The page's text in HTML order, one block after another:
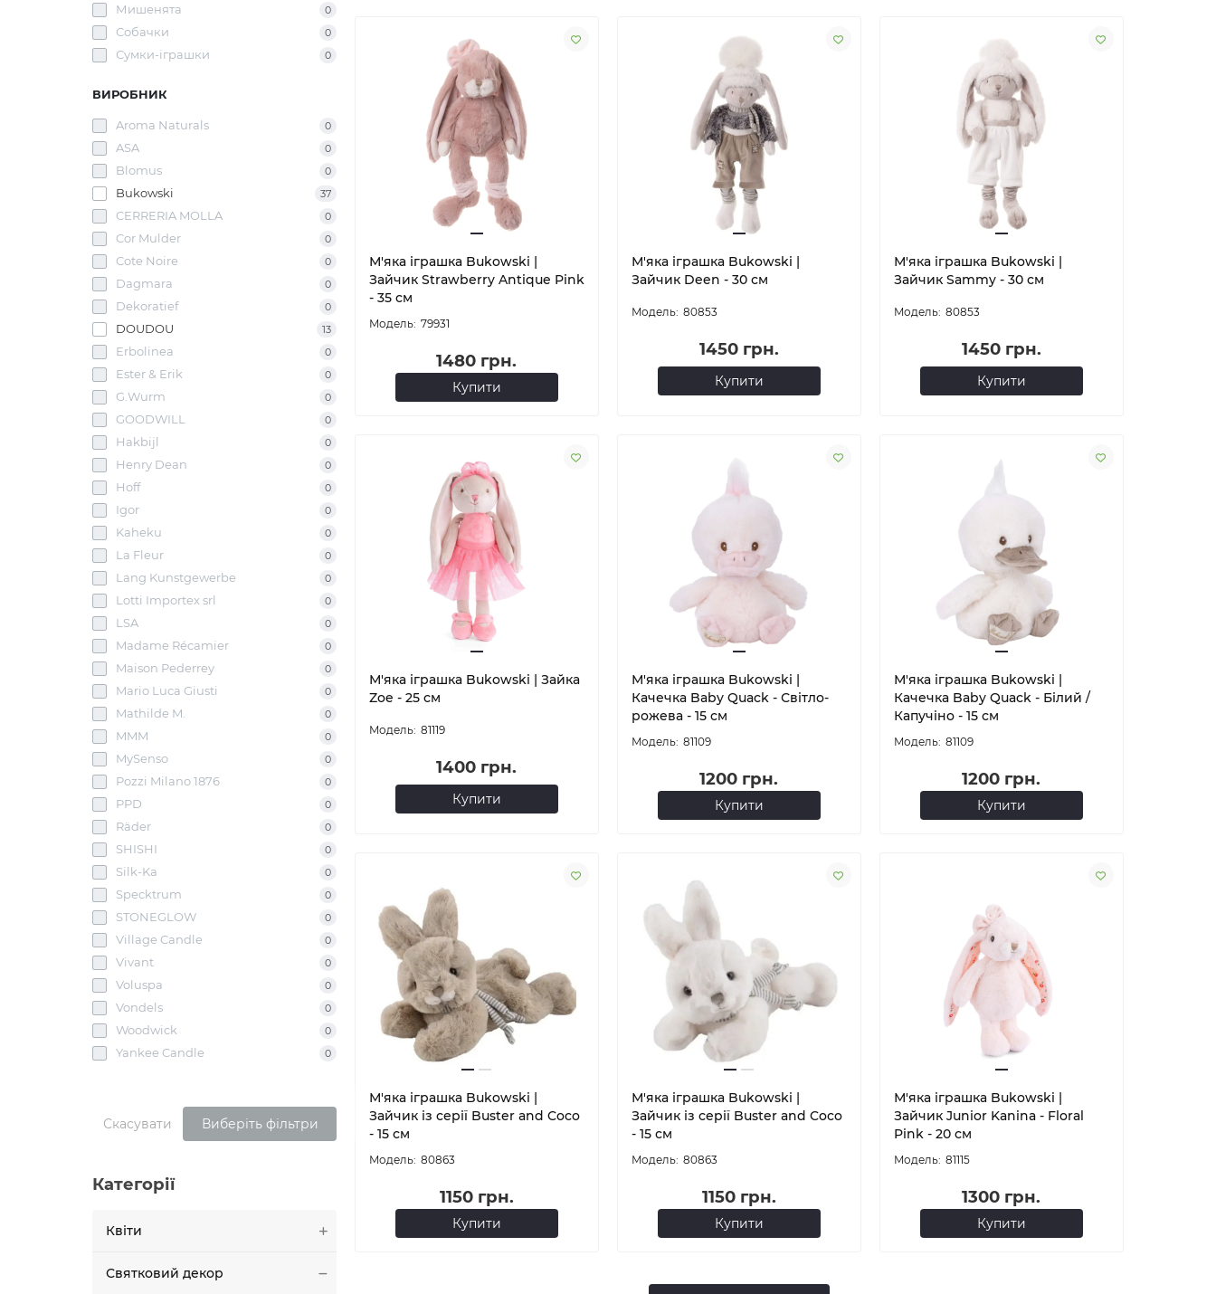
Мишенята 0
Собачки 0
Сумки-іграшки 0
ВИРОБНИК
Aroma Naturals 0
ASA 0
Blomus 0
Bukowski 37
CERRERIA MOLLA 0
Cor Mulder 0
Cote Noire 0
Dagmara 0
Dekoratief 0
DOUDOU 13
Erbolinea 0
Ester & Erik 0
G.Wurm 0
GOODWILL 0
Hakbijl 0
Henry Dean 0
Hoff 0
Igor 0
Kaheku 0
La Fleur 0
Lang Kunstgewerbe 0
Lotti Importex srl 0
LSA 0
Madame Récamier 0
Maison Pederrey 0
Mario Luca Giusti 0
Mathilde M. 0
MMM 0
MySenso 0
Pozzi Milano 1876 0
PPD 0
Räder 0
SHISHI 0
Silk-Ka 0
Specktrum 0
STONEGLOW 0
Village Candle 0
Vivant 0
Voluspa 0
Vondels 0
Woodwick 0
Yankee Candle 0
Скасувати Виберіть фільтри
Категорії
Квіти
Святковий декор
М'яка іграшка Bukowski |
Зайчик Strawberry Antique Pink
- 35 см
79931
1480 грн.
Купити
М'яка іграшка Bukowski |
Зайчик Deen - 30 см
80853
1450 грн.
Купити
М'яка іграшка Bukowski |
Зайчик Sammy - 30 см
80853
1450 грн.
Купити
М'яка іграшка Bukowski | Зайка
Zoe - 25 см
81119
1400 грн.
Купити
М'яка іграшка Bukowski |
Качечка Baby Quack - Світло-
рожева - 15 см
81109
1200 грн.
Купити
М'яка іграшка Bukowski |
Качечка Baby Quack - Білий /
Капучіно - 15 см
81109
1200 грн.
Купити
М'яка іграшка Bukowski |
Зайчик із серії Buster and Coco
- 15 см
80863
1150 грн.
Купити
М'яка іграшка Bukowski |
Зайчик із серії Buster and Coco
- 15 см
80863
1150 грн.
Купити
М'яка іграшка Bukowski |
Зайчик Junior Kanina - Floral
Pink - 20 см
81115
1300 грн.
Купити